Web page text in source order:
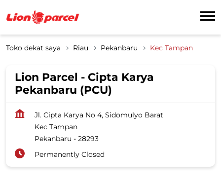
Toko dekat saya Riau Pekanbaru Kec Tampan
Lion Parcel - Cipta Karya
Pekanbaru (PCU)
Jl. Cipta Karya No 4, Sidomulyo Barat
Kec Tampan
Pekanbaru - 28293
Permanently Closed